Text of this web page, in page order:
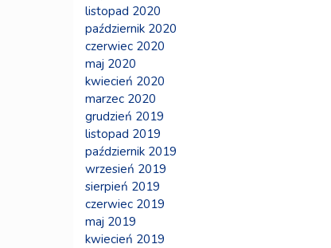
listopad 2020
październik 2020
czerwiec 2020
maj 2020
kwiecień 2020
marzec 2020
grudzień 2019
listopad 2019
październik 2019
wrzesień 2019
sierpień 2019
czerwiec 2019
maj 2019
kwiecień 2019